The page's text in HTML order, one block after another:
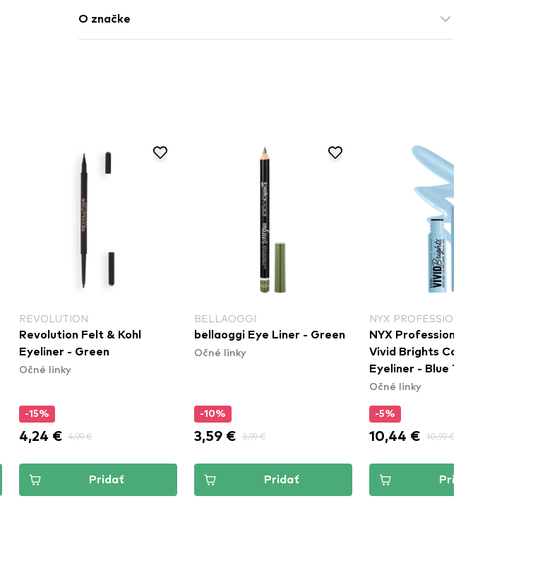
O značke
REVOLUTION
Revolution Felt & Kohl
Eyeliner - Green
Očné linky
-15%
4,24 € 4,99 €
Pridať
BELLAOGGI
bellaoggi Eye Liner - Green
Očné linky
-10%
3,59 € 3,99 €
Pridať
NYX PROFESSIONAL MAKEUP
NYX Professional Makeup
Vivid Brights Colored Liquid
Eyeliner - Blue Thang
(VBLL06)
Očné linky
-5%
10,44 € 10,99 €
Pridať